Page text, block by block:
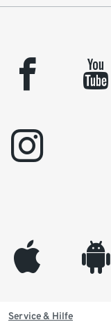
facebook youtube
instagram
appleinc android
Service & Hilfe